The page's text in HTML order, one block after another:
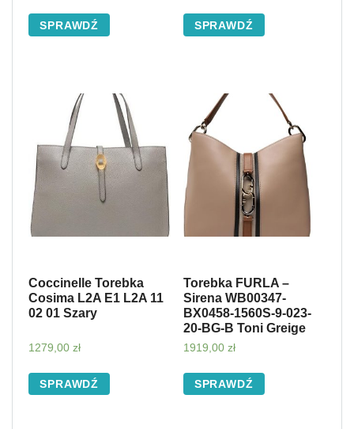
SPRAWDŹ SPRAWDŹ
Coccinelle Torebka
Cosima L2A E1 L2A 11
02 01 Szary
1279,00 zł
SPRAWDŹ
Torebka FURLA –
Sirena WB00347-
BX0458-1560S-9-023-
20-BG-B Toni Greige
1919,00 zł
SPRAWDŹ